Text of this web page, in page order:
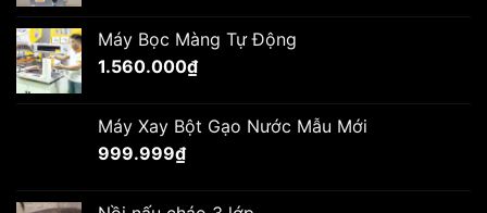
Máy Bọc Màng Tự Động
1.560.000₫
Máy Xay Bột Gạo Nước Mẫu Mới
999.999₫